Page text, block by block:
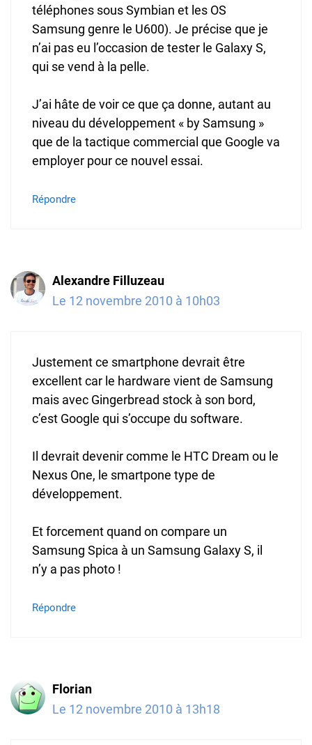
téléphones sous Symbian et les OS
Samsung genre le U600). Je précise que je
n’ai pas eu l’occasion de tester le Galaxy S,
qui se vend à la pelle.
J’ai hâte de voir ce que ça donne, autant au
niveau du développement « by Samsung »
que de la tactique commercial que Google va
employer pour ce nouvel essai.
Répondre
Alexandre Filluzeau
Le 12 novembre 2010 à 10h03
Justement ce smartphone devrait être
excellent car le hardware vient de Samsung
mais avec Gingerbread stock à son bord,
c’est Google qui s’occupe du software.
Il devrait devenir comme le HTC Dream ou le
Nexus One, le smartpone type de
développement.
Et forcement quand on compare un
Samsung Spica à un Samsung Galaxy S, il
n’y a pas photo !
Répondre
Florian
Le 12 novembre 2010 à 13h18